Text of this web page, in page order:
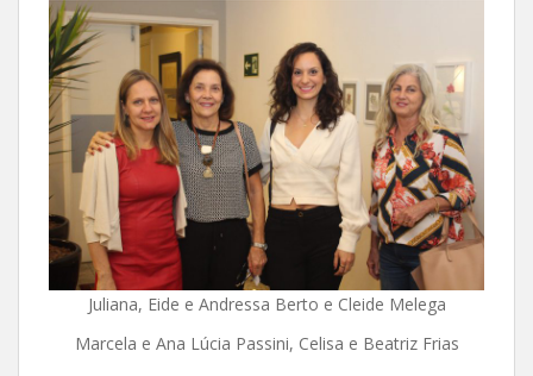
Juliana, Eide e Andressa Berto e Cleide Melega
Marcela e Ana Lúcia Passini, Celisa e Beatriz Frias